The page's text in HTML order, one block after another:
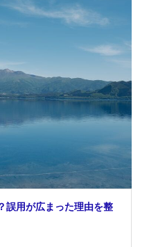
誤用が広まった理由を整